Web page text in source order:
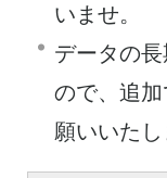
いませ。
データの
ので、追
願いいたし